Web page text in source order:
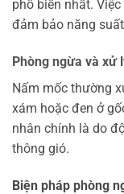
phổ biến nhất.
đảm bảo năng
Phòng ngừa và xử
Nấm mốc thường
xám hoặc đen ở
nhân chính là do
thông gió.
Biện pháp phòng